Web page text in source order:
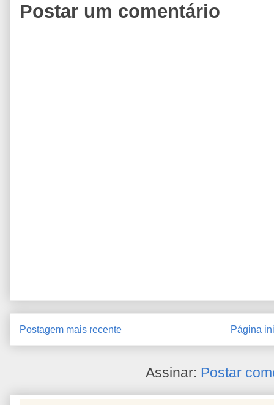
Postar um comentário
Postagem mais recente Página
Assinar: Postar